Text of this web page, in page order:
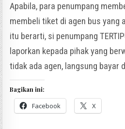
Apabila, para penumpang
membeli tiket di agen bus yang
itu berarti, si penumpang
laporkan kepada pihak yang
tidak ada agen, langsung bayar
Bagikan ini:
Facebook X